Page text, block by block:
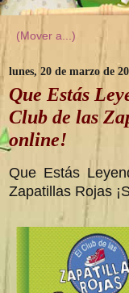
lunes, 20 de marzo de
Que Estás
Club de las
online!
Que Estás
Zapatillas Rojas